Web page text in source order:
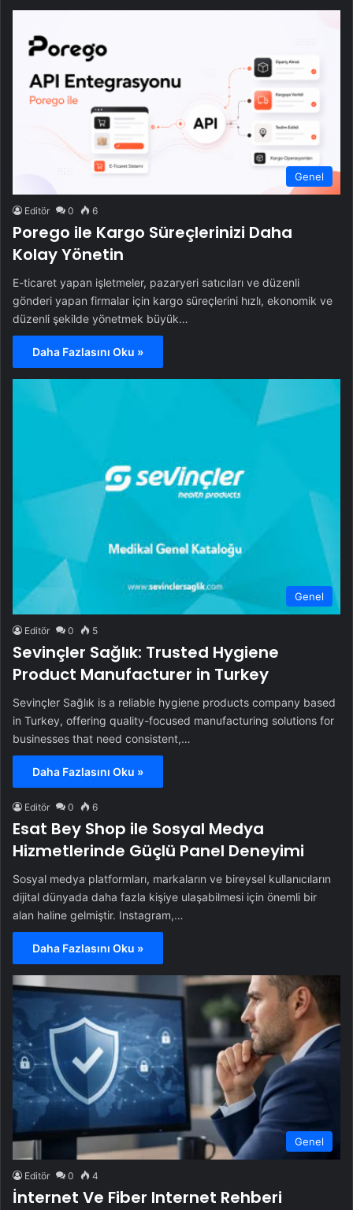
Genel
Editör 0 6
Porego ile Kargo Süreçlerinizi Daha
Kolay Yönetin
E-ticaret yapan işletmeler, pazaryeri satıcıları ve düzenli
gönderi yapan firmalar için kargo süreçlerini hızlı, ekonomik ve
düzenli şekilde yönetmek büyük…
Daha Fazlasını Oku »
Genel
Editör 0 5
Sevinçler Sağlık: Trusted Hygiene
Product Manufacturer in Turkey
Sevinçler Sağlık is a reliable hygiene products company based
in Turkey, offering quality-focused manufacturing solutions for
businesses that need consistent,…
Daha Fazlasını Oku »
Editör 0 6
Esat Bey Shop ile Sosyal Medya
Hizmetlerinde Güçlü Panel Deneyimi
Sosyal medya platformları, markaların ve bireysel kullanıcıların
dijital dünyada daha fazla kişiye ulaşabilmesi için önemli bir
alan haline gelmiştir. Instagram,…
Daha Fazlasını Oku »
Genel
Editör 0 4
İnternet Ve Fiber Internet Rehberi